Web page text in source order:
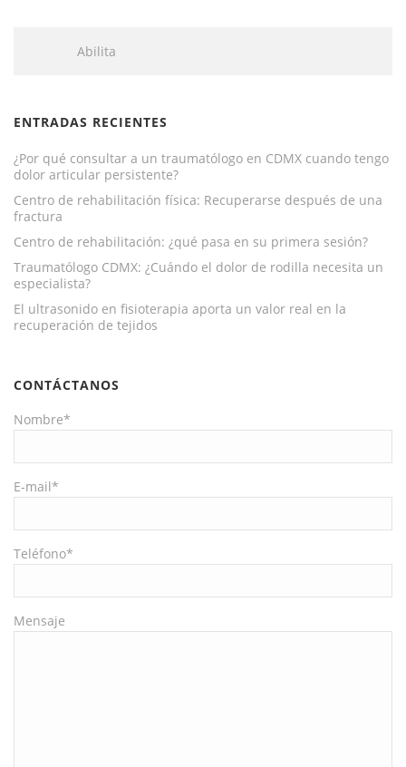
Abilita
ENTRADAS RECIENTES
¿Por qué consultar a un traumatólogo en CDMX cuando tengo
dolor articular persistente?
Centro de rehabilitación física: Recuperarse después de una
fractura
Centro de rehabilitación: ¿qué pasa en su primera sesión?
Traumatólogo CDMX: ¿Cuándo el dolor de rodilla necesita un
especialista?
El ultrasonido en fisioterapia aporta un valor real en la
recuperación de tejidos
CONTÁCTANOS
Nombre*
E-mail*
Teléfono*
Mensaje